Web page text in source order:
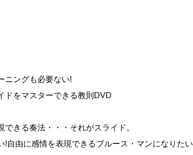
ニングも必要ない!
ドをマスターできる教則DVD
きる奏法・・・それがスライド。
!自由に感情を表現できるブルース・マンになりた